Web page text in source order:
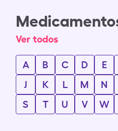
Ver todos
A B C D E
J
K L M N
S
T U V W